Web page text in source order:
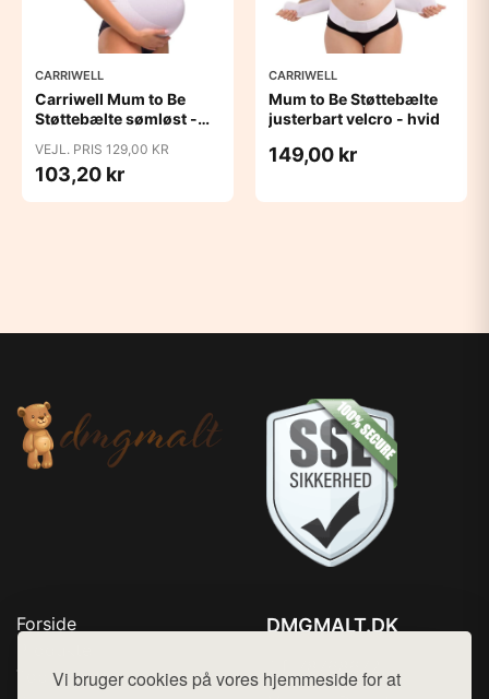
Vi bruger cookies på vores hjemmeside for at
CARRIWELL
Carriwell Mum to Be
Støttebælte sømløst -
VEJL. PRIS 129,00 KR
103,20 kr
CARRIWELL
Mum to Be Støttebælte
justerbart velcro - hvid
149,00 kr
Forside
Top Rabatter
DMGMALT.DK